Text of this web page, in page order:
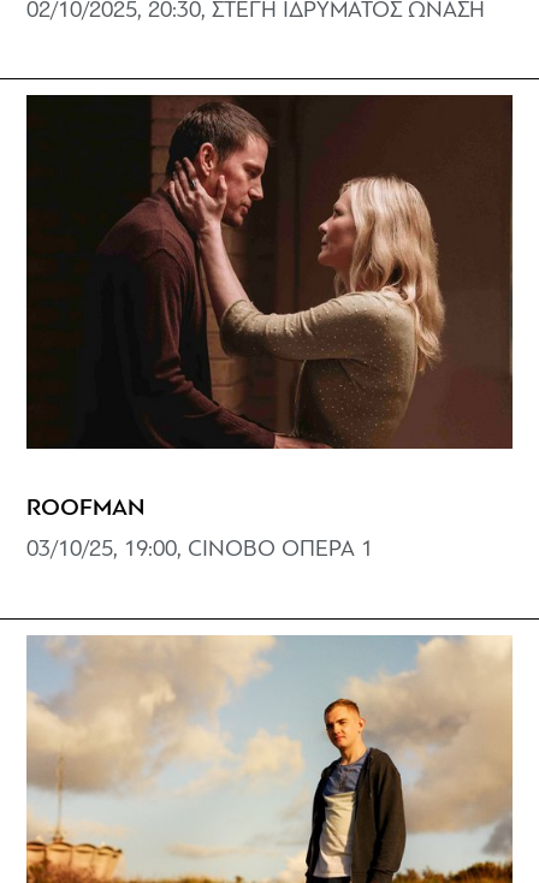
02/10/2025, 20:30, ΣΤΕΓΗ ΙΔΡΥΜΑΤΟΣ ΩΝΑΣΗ
ROOFMAN
03/10/25, 19:00, CINOBO ΟΠΕΡΑ 1